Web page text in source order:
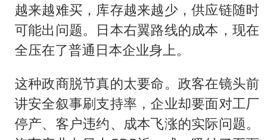
越来越难买，库存越来越少，供应链随时
可能出问题。日本右翼路线的成本，现在
全压在了普通日本企业身上。
这种政商脱节真的太要命。政客在镜头前
讲安全叙事刷支持率，企业却要面对工厂
停产、客户违约、成本飞涨的实际问题。